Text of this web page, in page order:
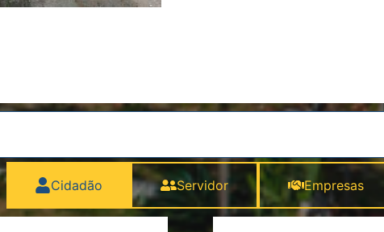
Cidadão Servidor Empresas